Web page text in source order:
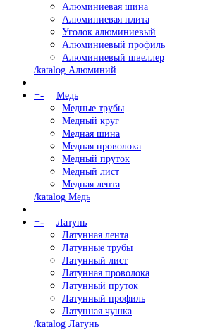
Алюминиевая шина
Алюминиевая плита
Уголок алюминиевый
Алюминиевый профиль
Алюминиевый швеллер
/katalog Алюминий
+-
Медь
Медные трубы
Медный круг
Медная шина
Медная проволока
Медный пруток
Медный лист
Медная лента
/katalog Медь
+-
Латунь
Латунная лента
Латунные трубы
Латунный лист
Латунная проволока
Латунный пруток
Латунный профиль
Латунная чушка
/katalog Латунь